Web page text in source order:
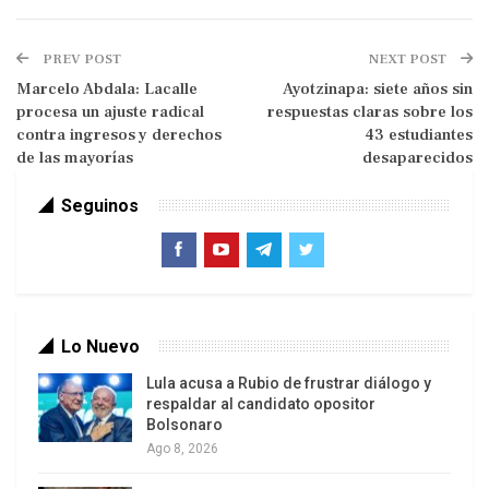
mujer. Sin embargo, se define que ella será
aplicable solo después de las 14 semanas de
gestación.
Luego, en la misma línea, se libera de la sanción
para quien cause o consienta en un aborto, fuera
de las tres causales permitidas. En este caso, la
pena es de presidio menor en su grado máximo
(desde tres años y un día a 5 años).
PREV POST
Marcelo Abdala: Lacalle
procesa un ajuste radical
contra ingresos y derechos
de las mayorías
NEXT POST
Ayotzinapa: siete años sin
respuestas claras sobre los
43 estudiantes
desaparecidos
Seguinos
Lo Nuevo
Lula acusa a Rubio de frustrar diálogo y
respaldar al candidato opositor
Bolsonaro
Ago 8, 2026